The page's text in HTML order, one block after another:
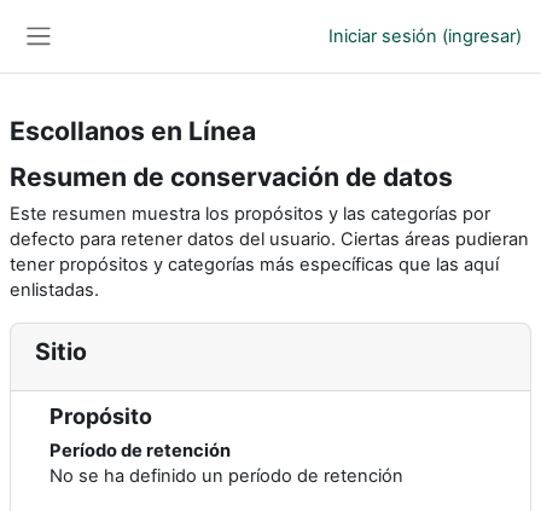
Iniciar sesión (ingresar)
Escollanos en Línea
Resumen de conservación de datos
Este resumen muestra los propósitos y las categorías por
defecto para retener datos del usuario. Ciertas áreas pudieran
tener propósitos y categorías más específicas que las aquí
enlistadas.
Sitio
Propósito
Período de retención
No se ha definido un período de retención